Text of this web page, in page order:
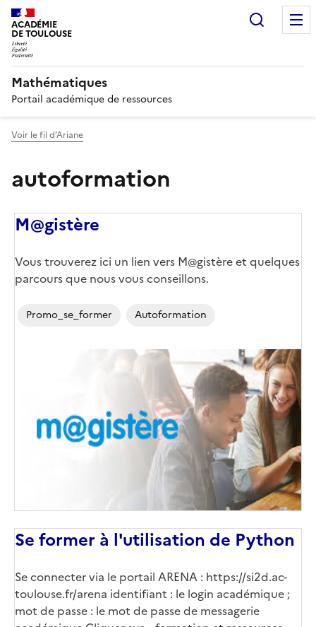
ACADÉMIE
DE TOULOUSE
Mathématiques
Portail académique de ressources
Voir le fil d’Ariane
autoformation
M@gistère
Corps
Vous trouverez ici un lien vers M@gistère et quelques
parcours que nous vous conseillons.
Promo_se_former Autoformation
Se former à l'utilisation de Python
Se connecter via le portail ARENA : https://si2d.ac-
toulouse.fr/arena identifiant : le login académique ;
mot de passe : le mot de passe de messagerie